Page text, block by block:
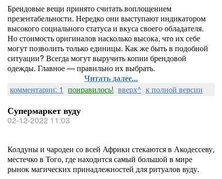
Брендовые вещи принято считать воплощением
презентабельности. Нередко они выступают индикатором
высокого социального статуса и вкуса своего обладателя.
Но стоимость оригиналов насколько высока, что их себе
могут позволить только единицы. Как же быть в подобной
ситуации? Всегда могут выручить копии брендовой
одежды. Главное — правильно их выбрать.
Читать далее...
комментарии: 1 понравилось! вверх^ к полной версии
Супермаркет вуду
02-12-2022 11:03
Колдуны и чародеи со всей Африки стекаются в Акодессеву,
местечко в Того, где находится самый большой в мире
рынок магических принадлежностей для ритуалов вуду.